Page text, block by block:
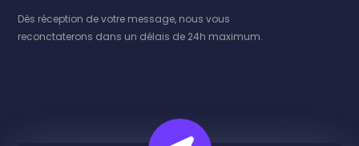
r
:
*
Dès réception de votre message, nous vous
reconctaterons dans un délais de 24h maximum.